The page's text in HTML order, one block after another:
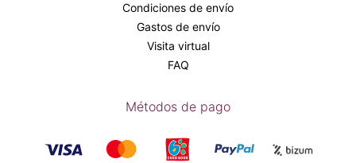
Condiciones de envío
Gastos de envío
Visita virtual
FAQ
Métodos de pago